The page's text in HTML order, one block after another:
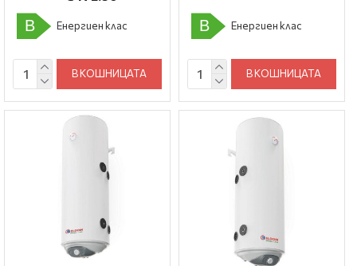
B Енергиен клас
В КОШНИЦАТА
B Енергиен клас
В КОШНИЦАТА